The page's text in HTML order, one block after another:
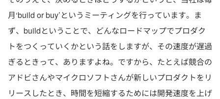
月‘build or buy’というミーティングを行っています。ま
ず、buildということで、どんなロードマップでプロダク
トをつくっていくかという話をしますが、その速度が遅過
ぎるときって、ありますよね。ですから、たとえば競合の
アドビさんやマイクロソフトさんが新しいプロダクトをリ
リースしたとき、時間を短縮するためには開発速度を上げ